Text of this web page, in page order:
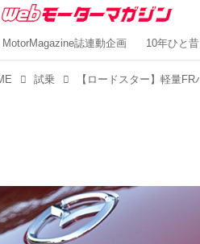
MotorMagazine誌連動企画 10年ひと昔
試乗